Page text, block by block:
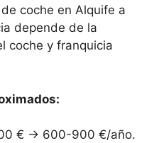
coche en Alquife a
depende de la
coche y franquicia
€ → 600-900 €/año.